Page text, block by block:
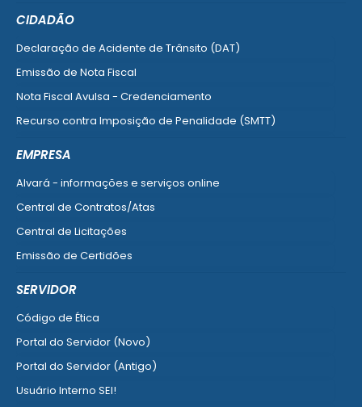
CIDADÃO
Declaração de Acidente de Trânsito (DAT)
Emissão de Nota Fiscal
Nota Fiscal Avulsa - Credenciamento
Recurso contra Imposição de Penalidade (SMTT)
EMPRESA
Alvará - informações e serviços online
Central de Contratos/Atas
Central de Licitações
Emissão de Certidões
SERVIDOR
Código de Ética
Portal do Servidor (Novo)
Portal do Servidor (Antigo)
Usuário Interno SEI!